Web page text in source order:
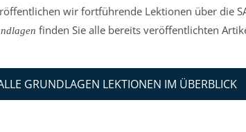
wir fortführende Lektionen über die
finden Sie alle bereits veröffentlichten
GRUNDLAGEN LEKTIONEN IM ÜBERBLICK